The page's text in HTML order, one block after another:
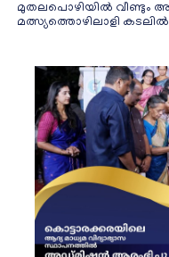
മുതലപൊഴിയിൽ വീണ്ടും
മത്സ്യത്തൊഴിലാളി